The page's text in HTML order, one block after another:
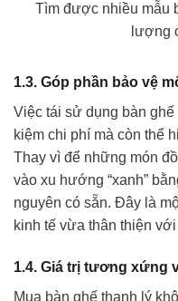
Tìm được nhiều mẫu
lượng
1.3. Góp phần bảo vệ
Việc tái sử dụng bàn
kiệm chi phí mà còn thể
Thay vì để những món
vào xu hướng “xanh”
nguyên có sẵn. Đây là
kinh tế vừa thân thiện
1.4. Giá trị tương xứng
Mua bàn ghế thanh lý